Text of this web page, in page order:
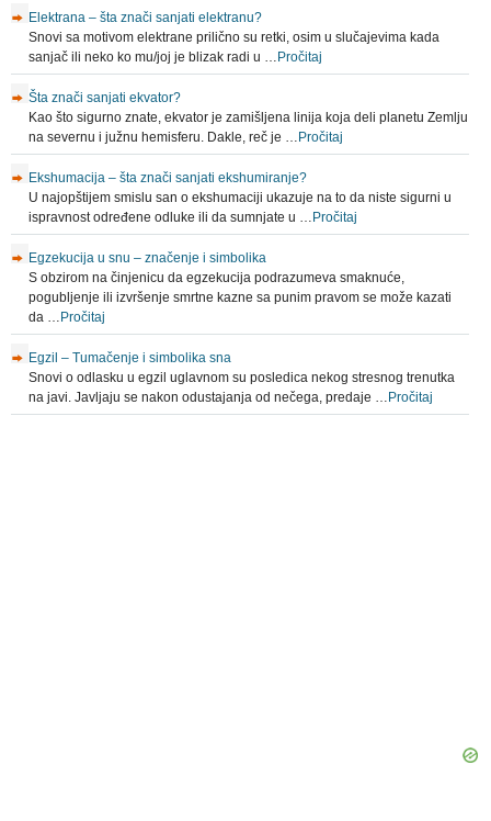
Elektrana – šta znači sanjati elektranu?
Snovi sa motivom elektrane prilično su retki, osim u slučajevima kada
sanjač ili neko ko mu/joj je blizak radi u … Pročitaj
Šta znači sanjati ekvator?
Kao što sigurno znate, ekvator je zamišljena linija koja deli planetu Zemlju
na severnu i južnu hemisferu. Dakle, reč je … Pročitaj
Ekshumacija – šta znači sanjati ekshumiranje?
U najopštijem smislu san o ekshumaciji ukazuje na to da niste sigurni u
ispravnost određene odluke ili da sumnjate u … Pročitaj
Egzekucija u snu – značenje i simbolika
S obzirom na činjenicu da egzekucija podrazumeva smaknuće,
pogubljenje ili izvršenje smrtne kazne sa punim pravom se može kazati
da … Pročitaj
Egzil – Tumačenje i simbolika sna
Snovi o odlasku u egzil uglavnom su posledica nekog stresnog trenutka
na javi. Javljaju se nakon odustajanja od nečega, predaje … Pročitaj